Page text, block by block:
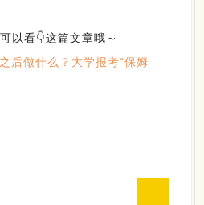
以看👇这篇文章哦～
后做什么？大学报考“保姆